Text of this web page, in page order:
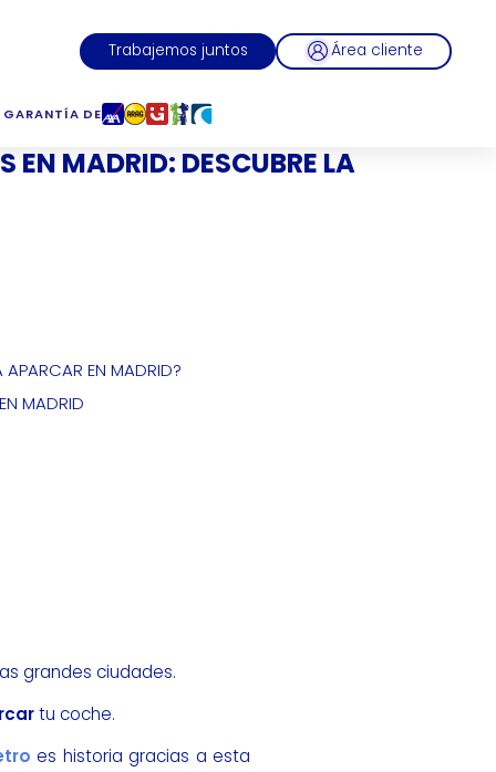
Trabajemos juntos Área cliente
DE
EN MADRID: DESCUBRE LA
APARCAR EN MADRID?
MADRID
grandes ciudades.
tu coche.
es historia gracias a esta